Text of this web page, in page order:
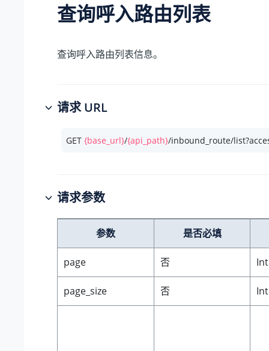
查询呼入路由列表
查询呼入路由列表信息。
请求 URL
GET {base_url}/{api_path}/inbound_route/
请求参数
参数 是否必填
page 否
page_size 否